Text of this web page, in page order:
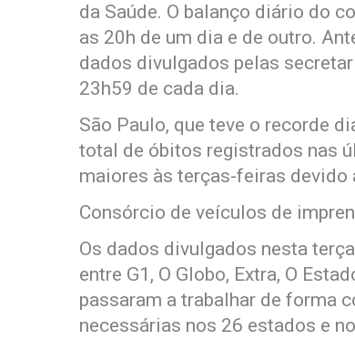
da Saúde. O balanço diário do
as 20h de um dia e de outro.
dados divulgados pelas
23h59 de cada dia.
São Paulo, que teve o recorde
total de óbitos registrados nas
maiores às terças-feiras devido
Consórcio de veículos de
Os dados divulgados nesta
entre G1, O Globo, Extra, O
passaram a trabalhar de forma
necessárias nos 26 estados e